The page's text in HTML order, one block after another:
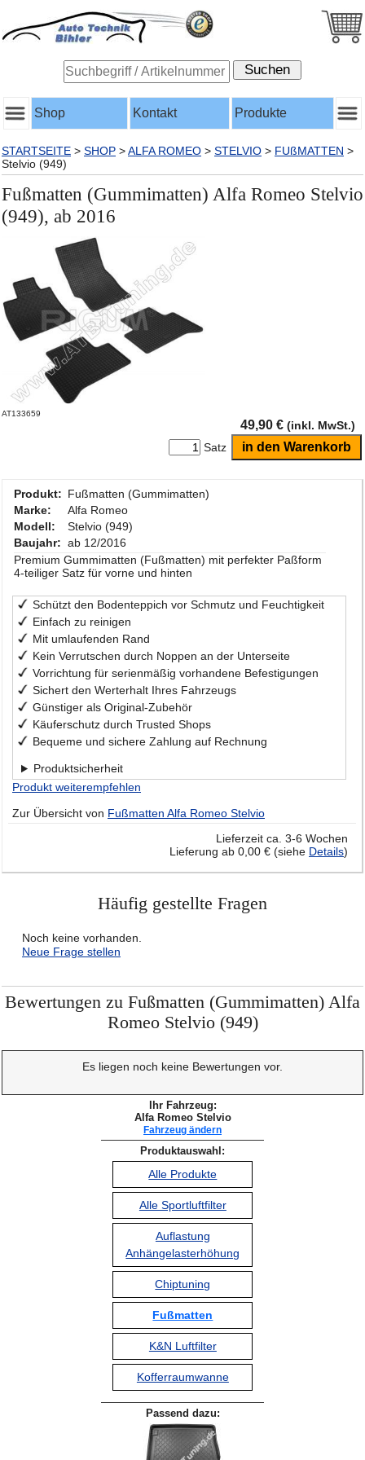
Shop Kontakt Produkte
STARTSEITE > SHOP >ALFA ROMEO > STELVIO > FUßMATTEN >
Stelvio (949)
Fußmatten (Gummimatten) Alfa Romeo Stelvio
(949), ab 2016
AT133659
49,90 € (inkl. MwSt.)
Satz
Produkt: Fußmatten (Gummimatten)
Marke:
Alfa Romeo
Modell:
Stelvio (949)
Baujahr: ab 12/2016
Premium Gummimatten (Fußmatten) mit perfekter Paßform
4-teiliger Satz für vorne und hinten
Schützt den Bodenteppich vor Schmutz und Feuchtigkeit
Einfach zu reinigen
Mit umlaufenden Rand
Kein Verrutschen durch Noppen an der Unterseite
Vorrichtung für serienmäßig vorhandene Befestigungen
Sichert den Werterhalt Ihres Fahrzeugs
Günstiger als Original-Zubehör
Käuferschutz durch Trusted Shops
Bequeme und sichere Zahlung auf Rechnung
Produktsicherheit
Produkt weiterempfehlen
Zur Übersicht von Fußmatten Alfa Romeo Stelvio
Lieferzeit ca. 3-6 Wochen
Lieferung ab 0,00 € (siehe Details)
Häufig gestellte Fragen
Noch keine vorhanden.
Neue Frage stellen
Bewertungen zu Fußmatten (Gummimatten) Alfa
Romeo Stelvio (949)
Es liegen noch keine Bewertungen vor.
Ihr Fahrzeug:
Alfa Romeo Stelvio
Fahrzeug ändern
Produktauswahl:
Alle Produkte
Alle Sportluftfilter
Auflastung
Anhängelasterhöhung
Chiptuning
Fußmatten
K&N Luftfilter
Kofferraumwanne
Passend dazu: